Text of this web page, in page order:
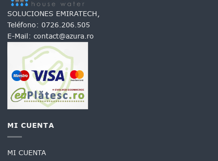
SOLUCIONES EMIRATECH,
Teléfono: 0726.206.505
E-Mail: contact@azura.ro
MI CUENTA
MI CUENTA